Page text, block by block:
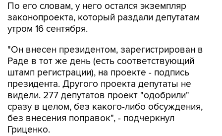
По его словам, у него остался экземпляр
законопроекта, который раздали депутатам
утром 16 сентября.
"Он внесен президентом, зарегистрирован в
Раде в тот же день (есть соответствующий
штамп регистрации), на проекте - подпись
президента. Другого проекта депутаты не
видели. 277 депутатов проект "одобрили"
сразу в целом, без какого-либо обсуждения,
без внесения поправок", - подчеркнул
Гриценко.